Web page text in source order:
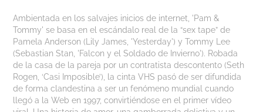
Ambientada en los salvajes inicios de internet, 'Pam &
Tommy' se basa en el escándalo real de la “sex tape” de
Pamela Anderson (Lily James, 'Yesterday') y Tommy Lee
(Sebastian Stan, 'Falcon y el Soldado de Invierno'). Robada
de la casa de la pareja por un contratista descontento (Seth
Rogen, ‘Casi Imposible’), la cinta VHS pasó de ser difundida
de forma clandestina a ser un fenómeno mundial cuando
llegó a la Web en 1997, convirtiéndose en el primer vídeo